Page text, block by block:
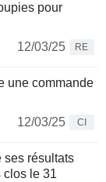
pour
12/03/25
RE
une commande
12/03/25
CI
ses résultats
clos le 31